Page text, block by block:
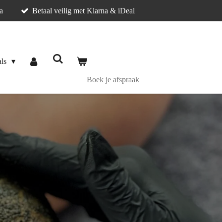
Betaal veilig met Klarna & iDeal
Boek je afspraak